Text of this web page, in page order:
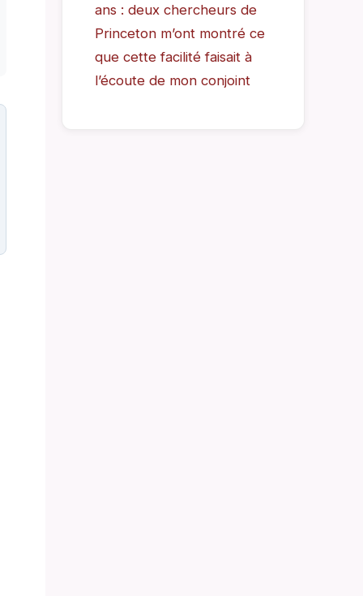
ans : deux chercheurs de
Princeton m’ont montré ce
que cette facilité faisait à
l’écoute de mon conjoint